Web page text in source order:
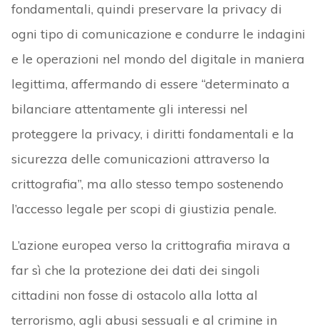
fondamentali, quindi preservare la privacy di
ogni tipo di comunicazione e condurre le indagini
e le operazioni nel mondo del digitale in maniera
legittima, affermando di essere “determinato a
bilanciare attentamente gli interessi nel
proteggere la privacy, i diritti fondamentali e la
sicurezza delle comunicazioni attraverso la
crittografia”, ma allo stesso tempo sostenendo
l’accesso legale per scopi di giustizia penale.
L’azione europea verso la crittografia mirava a
far sì che la protezione dei dati dei singoli
cittadini non fosse di ostacolo alla lotta al
terrorismo, agli abusi sessuali e al crimine in